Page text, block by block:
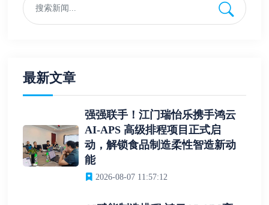
最新文章
强强联手！江门瑞怡乐携手鸿云
AI-APS 高级排程项目正式启
动，解锁食品制造柔性智造新动
能
2026-08-07 11:57:12